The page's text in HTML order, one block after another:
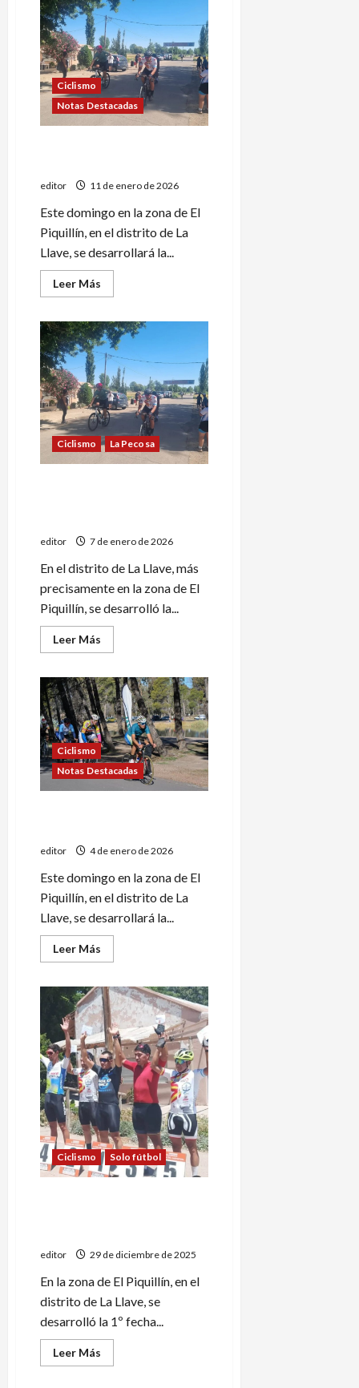
Miranda
ganaron
la
3º
fecha
de
la
temporada
de
Ruta
Ciclismo
Notas Destacadas
editor 11 de enero de 2026
Este domingo en la zona de El
Piquillín, en el distrito de La
Llave, se desarrollará la...
Leer Más
más
Tercer
capítulo
de
la
temporada
de
Ruta
Ciclismo La Pecosa
editor 7 de enero de 2026
En el distrito de La Llave, más
precisamente en la zona de El
Piquillín, se desarrolló la...
Leer Más
más
Álvarez
y
Miranda
ganaron
la
2º
fecha
de
la
temporada
de
Ciclismo
Notas Destacadas
editor 4 de enero de 2026
Este domingo en la zona de El
Piquillín, en el distrito de La
Llave, se desarrollará la...
Leer Más
más
Este
domingo
ciclismo
en
El
Piquillín
Ciclismo Solo fútbol
editor 29 de diciembre de 2025
En la zona de El Piquillín, en el
distrito de La Llave, se
desarrolló la 1º fecha...
Leer Más
más